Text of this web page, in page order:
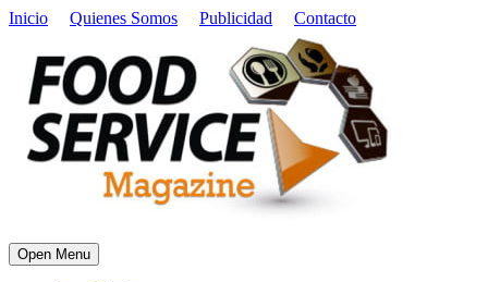
Inicio Quienes Somos Publicidad Contacto
Open Menu